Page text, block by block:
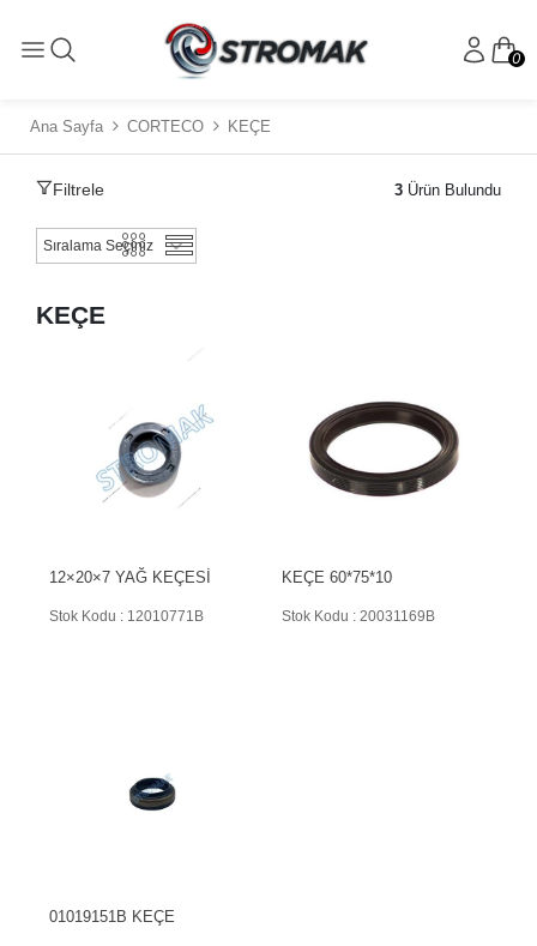
0
Ana Sayfa CORTECO KEÇE
Filtrele 3 Ürün Bulundu
KEÇE
12×20×7 YAĞ KEÇESİ
Stok Kodu : 12010771B
KEÇE 60*75*10
Stok Kodu : 20031169B
01019151B KEÇE